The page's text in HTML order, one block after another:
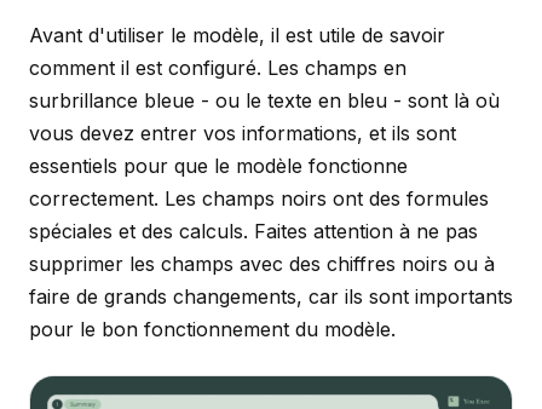
Avant d'utiliser le modèle, il est utile de savoir
comment il est configuré. Les champs en
surbrillance bleue - ou le texte en bleu - sont là où
vous devez entrer vos informations, et ils sont
essentiels pour que le modèle fonctionne
correctement. Les champs noirs ont des formules
spéciales et des calculs. Faites attention à ne pas
supprimer les champs avec des chiffres noirs ou à
faire de grands changements, car ils sont importants
pour le bon fonctionnement du modèle.